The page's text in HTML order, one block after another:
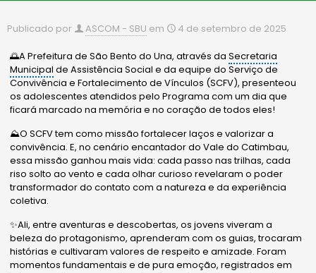
Publicado por ASCOM - SBU em 4 de setembro de 2025
🌅A Prefeitura de São Bento do Una, através daSecretaria
Municipal de Assistência Social e da equipe do Serviço de
Convivência e Fortalecimento de Vínculos (SCFV), presenteou
os adolescentes atendidos pelo Programa com um dia que
ficará marcado na memória e no coração de todos eles!
⛰️O SCFV tem como missão fortalecer laços e valorizar a
convivência. E, no cenário encantador do Vale do Catimbau,
essa missão ganhou mais vida: cada passo nas trilhas, cada
riso solto ao vento e cada olhar curioso revelaram o poder
transformador do contato com a natureza e da experiência
coletiva.
✨Ali, entre aventuras e descobertas, os jovens viveram a
beleza do protagonismo, aprenderam com os guias, trocaram
histórias e cultivaram valores de respeito e amizade. Foram
momentos fundamentais e de pura emoção, registrados em